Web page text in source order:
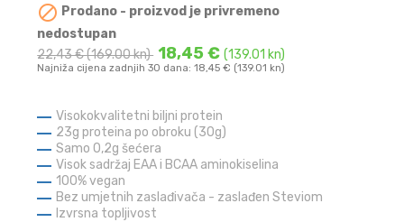
 Prodano - proizvod je privremeno
nedostupan
22,43 €(169.00 kn) 18,45 €(139.01 kn)
Najniža cijena zadnjih 30 dana: 18,45 € (139.01 kn)
Visokokvalitetni biljni protein
23g proteina po obroku (30g)
Samo 0,2g šećera
Visok sadržaj EAA i BCAA aminokiselina
100% vegan
Bez umjetnih zaslađivača - zaslađen Steviom
Izvrsna topljivost